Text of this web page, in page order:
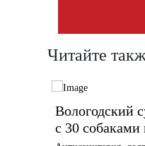
Читайте
Вологодский
с 30